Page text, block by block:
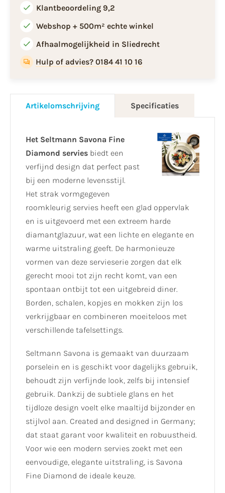
Klantbeoordeling 9,2
Webshop + 500m² echte winkel
Afhaalmogelijkheid in Sliedrecht
Hulp of advies? 0184 41 10 16
Artikelomschrijving Specificaties
Het Seltmann Savona Fine
Diamond servies biedt een
verfijnd design dat perfect past
bij een moderne levensstijl.
Het strak vormgegeven
roomkleurig servies heeft een glad oppervlak
en is uitgevoerd met een extreem harde
diamantglazuur, wat een lichte en elegante en
warme uitstraling geeft. De harmonieuze
vormen van deze servieserie zorgen dat elk
gerecht mooi tot zijn recht komt, van een
spontaan ontbijt tot een uitgebreid diner.
Borden, schalen, kopjes en mokken zijn los
verkrijgbaar en combineren moeiteloos met
verschillende tafelsettings.
Seltmann Savona is gemaakt van duurzaam
porselein en is geschikt voor dagelijks gebruik,
behoudt zijn verfijnde look, zelfs bij intensief
gebruik. Dankzij de subtiele glans en het
tijdloze design voelt elke maaltijd bijzonder en
stijlvol aan. Created and designed in Germany;
dat staat garant voor kwaliteit en robuustheid.
Voor wie een modern servies zoekt met een
eenvoudige, elegante uitstraling, is Savona
Fine Diamond de ideale keuze.